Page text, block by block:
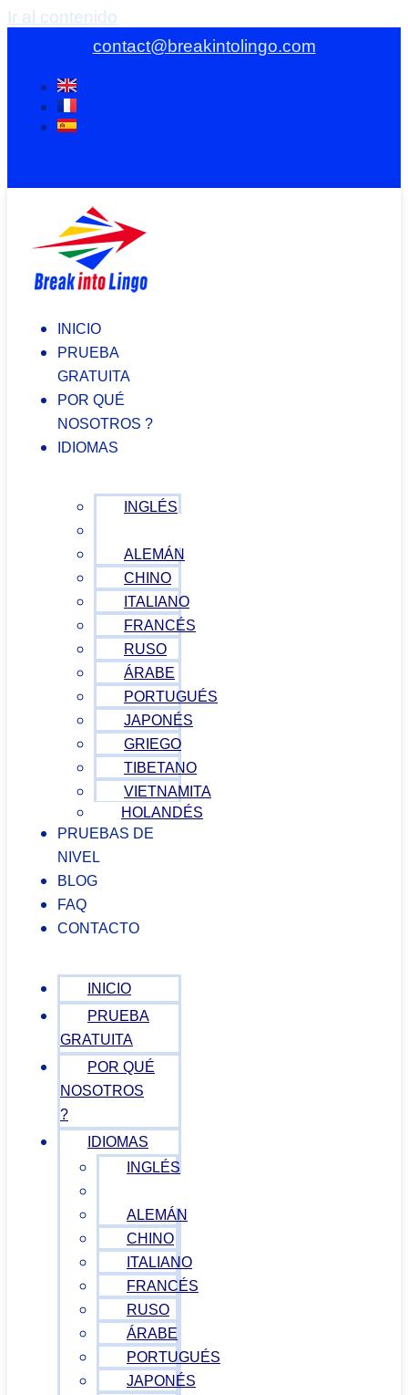
Ir al contenido
contact@breakintolingo.com
INICIO
PRUEBA
GRATUITA
POR QUÉ
NOSOTROS ?
IDIOMAS
INGLÉS
ALEMÁN
CHINO
ITALIANO
FRANCÉS
RUSO
ÁRABE
PORTUGUÉS
JAPONÉS
GRIEGO
TIBETANO
VIETNAMITA
HOLANDÉS
PRUEBAS DE
NIVEL
BLOG
FAQ
CONTACTO
INICIO
PRUEBA
GRATUITA
POR QUÉ
NOSOTROS
?
IDIOMAS
INGLÉS
ALEMÁN
CHINO
ITALIANO
FRANCÉS
RUSO
ÁRABE
PORTUGUÉS
JAPONÉS